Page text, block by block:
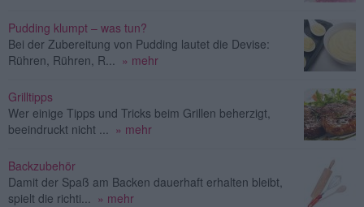
Pudding klumpt – was tun?
Bei der Zubereitung von Pudding lautet die Devise:
Rühren, Rühren, R...
» mehr
Grilltipps
Wer einige Tipps und Tricks beim Grillen beherzigt,
beeindruckt nicht ...
» mehr
Backzubehör
Damit der Spaß am Backen dauerhaft erhalten bleibt,
spielt die richti...
» mehr